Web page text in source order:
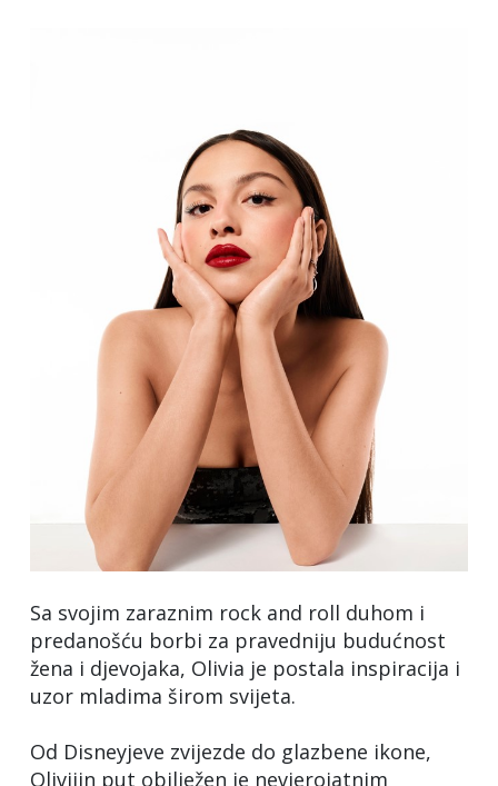
Sa svojim zaraznim rock and roll duhom i
predanošću borbi za pravedniju budućnost
žena i djevojaka, Olivia je postala inspiracija i
uzor mladima širom svijeta.
Od Disneyjeve zvijezde do glazbene ikone,
Olivijin put obilježen je nevjerojatnim